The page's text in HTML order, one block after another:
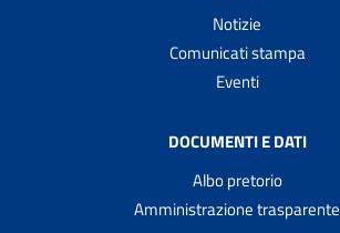
Notizie
Comunicati stampa
Eventi
DOCUMENTI E DATI
Albo pretorio
Amministrazione trasparente